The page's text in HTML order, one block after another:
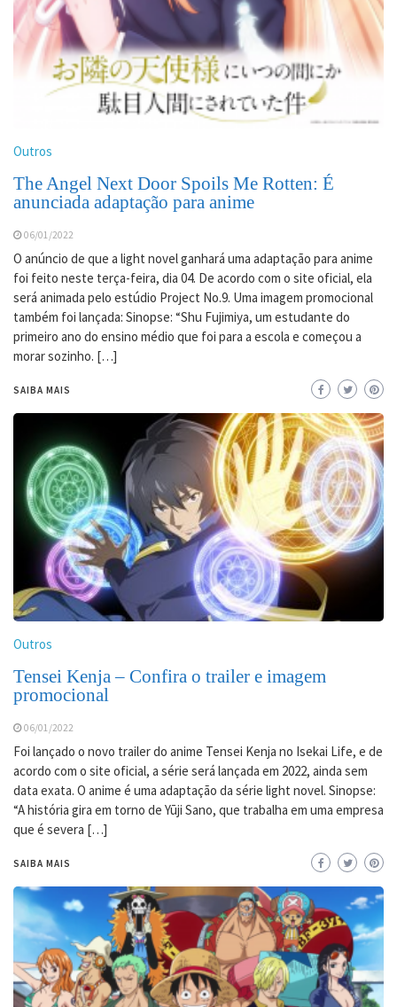
Outros
The Angel Next Door Spoils Me Rotten: É
anunciada adaptação para anime
06/01/2022
O anúncio de que a light novel ganhará uma adaptação para anime
foi feito neste terça-feira, dia 04. De acordo com o site oficial, ela
será animada pelo estúdio Project No.9. Uma imagem promocional
também foi lançada: Sinopse: “Shu Fujimiya, um estudante do
primeiro ano do ensino médio que foi para a escola e começou a
morar sozinho. […]
SAIBA MAIS
Outros
Tensei Kenja – Confira o trailer e imagem
promocional
06/01/2022
Foi lançado o novo trailer do anime Tensei Kenja no Isekai Life, e de
acordo com o site oficial, a série será lançada em 2022, ainda sem
data exata. O anime é uma adaptação da série light novel. Sinopse:
“A história gira em torno de Yūji Sano, que trabalha em uma empresa
que é severa […]
SAIBA MAIS